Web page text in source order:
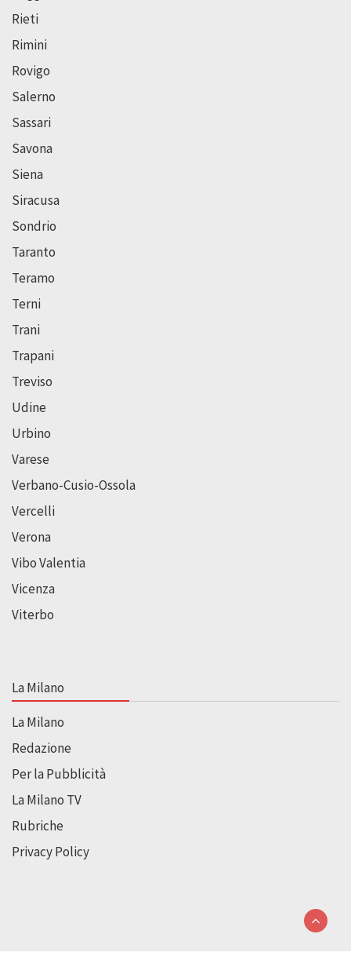
Rieti
Rimini
Rovigo
Salerno
Sassari
Savona
Siena
Siracusa
Sondrio
Taranto
Teramo
Terni
Trani
Trapani
Treviso
Udine
Urbino
Varese
Verbano-Cusio-Ossola
Vercelli
Verona
Vibo Valentia
Vicenza
Viterbo
La Milano
La Milano
Redazione
Per la Pubblicità
La Milano TV
Rubriche
Privacy Policy